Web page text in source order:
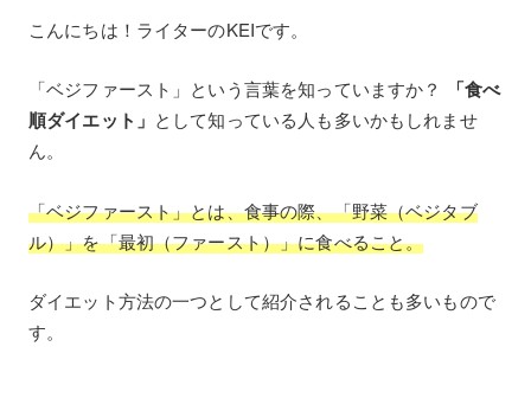
こんにちは！ライターのKEIです。
「ベジファースト」という言葉を知っていますか？
「食べ
順ダイエット」 として知っている人も多いかもしれませ
ん。
「ベジファースト」とは、食事の際、「野菜（ベジタブ
ル）」を「最初（ファースト）」に食べること。
ダイエット方法の一つとして紹介されることも多いもので
す。